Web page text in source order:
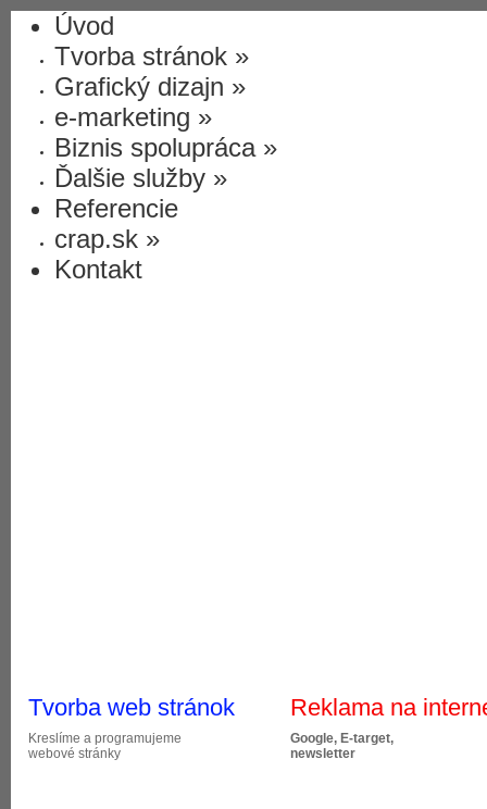
Úvod
Tvorba stránok »
Grafický dizajn »
e-marketing »
Biznis spolupráca»
Ďalšie služby »
Referencie
crap.sk »
Kontakt
Tvorba web stránok
Kreslíme a programujeme
webové stránky
Reklama na
Google, E-target,
newsletter